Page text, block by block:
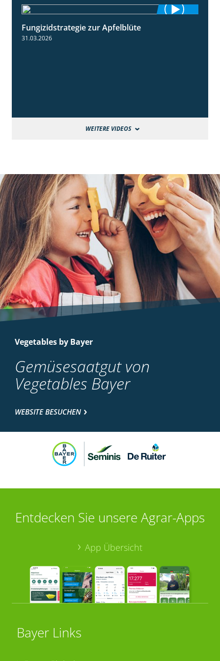
Fungizidstrategie zur Apfelblüte
31.03.2026
WEITERE VIDEOS
Vegetables by Bayer
Gemüsesaatgut von
Vegetables Bayer
WEBSITE BESUCHEN
Entdecken Sie unsere Agrar-Apps
App Übersicht
Bayer Links